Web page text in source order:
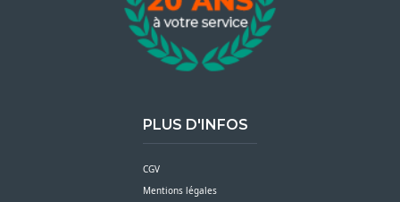
PLUS D'INFOS
CGV
Mentions légales